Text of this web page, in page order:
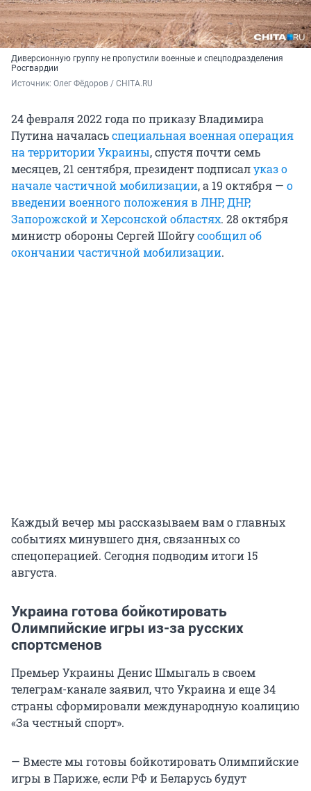
Диверсионную группу не пропустили военные и спецподразделения
Росгвардии
Источник: Олег Фёдоров / CHITA.RU
24 февраля 2022 года по приказу Владимира
Путина началасьспециальная военная операция
на территории Украины, спустя почти семь
месяцев, 21 сентября, президент подписалуказ о
начале частичной мобилизации, а 19 октября — о
введении военного положения в ЛНР, ДНР,
Запорожской и Херсонской областях. 28 октября
министр обороны Сергей Шойгусообщил об
окончании частичной мобилизации.
Каждый вечер мы рассказываем вам о главных
событиях минувшего дня, связанных со
спецоперацией. Сегодня подводим итоги 15
августа.
Украина готова бойкотировать
Олимпийские игры из-за русских
спортсменов
Премьер Украины Денис Шмыгаль в своем
телеграм-канале заявил, что Украина и еще 34
страны сформировали международную коалицию
«За честный спорт».
— Вместе мы готовы бойкотировать Олимпийские
игры в Париже, если РФ и Беларусь будут